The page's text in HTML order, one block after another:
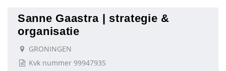
Sanne Gaastra | strategie &
organisatie
GRONINGEN
Kvk nummer 99947935